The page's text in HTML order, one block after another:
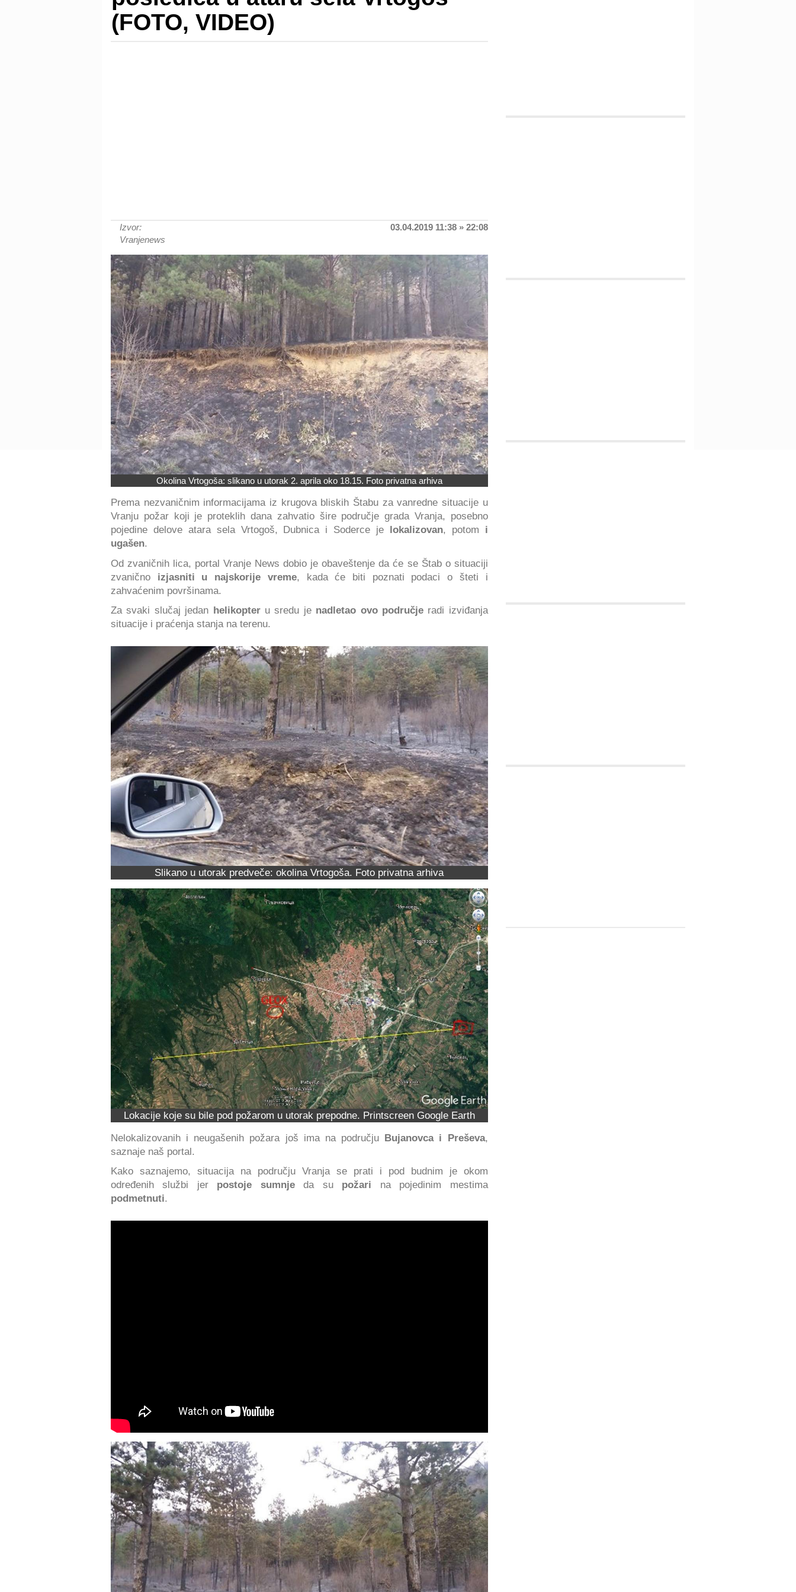
(FOTO, VIDEO)
Izvor:
Vranjenews
03.04.2019 11:38 » 22:08
Okolina Vrtogoša: slikano u utorak 2. aprila oko 18.15. Foto privatna arhiva
Prema nezvaničnim informacijama iz krugova bliskih Štabu za vanredne situacije u
Vranju požar koji je proteklih dana zahvatio šire područje grada Vranja, posebno
pojedine delove atara sela Vrtogoš, Dubnica i Soderce je lokalizovan, potom i
ugašen.
Od zvaničnih lica, portal Vranje News dobio je obaveštenje da će se Štab o situaciji
zvanično izjasniti u najskorije vreme, kada će biti poznati podaci o šteti i
zahvaćenim površinama.
Za svaki slučaj jedan
helikopteru sredu je nadletao ovo područjeradi izviđanja
situacije i praćenja stanja na terenu.
Slikano u utorak predveče: okolina Vrtogoša. Foto privatna arhiva
Lokacije koje su bile pod požarom u utorak prepodne. Printscreen Google Earth
Nelokalizovanih i neugašenih požara još ima na području Bujanovca i Preševa,
saznaje naš portal.
Kako saznajemo, situacija na području Vranja se prati i pod budnim je okom
određenih službi jer postoje sumnjeda su požari na pojedinim mestima
podmetnuti.